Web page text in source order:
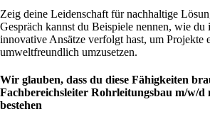
Zeig deine Leidenschaft für nachhaltige
Gespräch kannst du Beispiele nennen, wie du
innovative Ansätze verfolgt hast, um Projekte
umweltfreundlich umzusetzen.
Wir glauben, dass du diese Fähigkeiten
Fachbereichsleiter Rohrleitungsbau m/w/
bestehen